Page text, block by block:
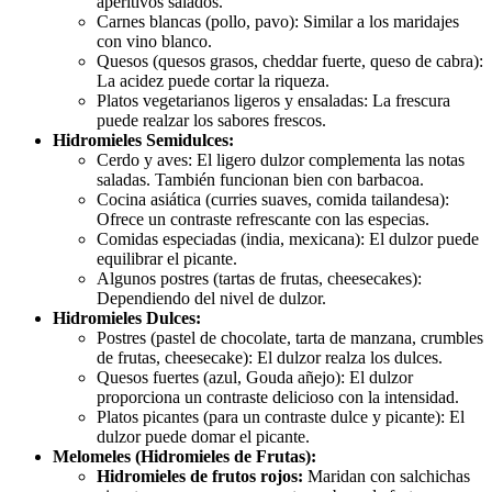
Carnes blancas (pollo, pavo): Similar a los maridajes
con vino blanco.
Quesos (quesos grasos, cheddar fuerte, queso de cabra):
La acidez puede cortar la riqueza.
Platos vegetarianos ligeros y ensaladas: La frescura
puede realzar los sabores frescos.
Hidromieles Semidulces:
Cerdo y aves: El ligero dulzor complementa las notas
saladas. También funcionan bien con barbacoa.
Cocina asiática (curries suaves, comida tailandesa):
Ofrece un contraste refrescante con las especias.
Comidas especiadas (india, mexicana): El dulzor puede
equilibrar el picante.
Algunos postres (tartas de frutas, cheesecakes):
Dependiendo del nivel de dulzor.
Hidromieles Dulces:
Postres (pastel de chocolate, tarta de manzana, crumbles
de frutas, cheesecake): El dulzor realza los dulces.
Quesos fuertes (azul, Gouda añejo): El dulzor
proporciona un contraste delicioso con la intensidad.
Platos picantes (para un contraste dulce y picante): El
dulzor puede domar el picante.
Melomeles (Hidromieles de Frutas):
Hidromieles de frutos rojos: Maridan con salchichas